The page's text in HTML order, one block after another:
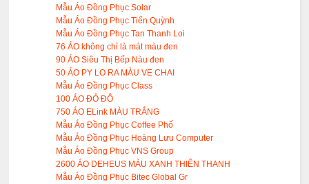
Mẫu Áo Đồng Phục Solar
Mẫu Áo Đồng Phục Tiến Quỳnh
Mẫu Áo Đồng Phục Tan Thanh Loi
76 ÁO không chỉ là mát màu đen
90 ÁO Siêu Thị Bếp Nàu đen
50 ÁO PY LO RA MÀU VE CHAI
Mẫu Áo Đồng Phục Class
100 ÁO ĐỎ ĐÔ
750 ÁO ELink MÀU TRẮNG
Mẫu Áo Đồng Phục Coffee Phố
Mẫu Áo Đồng Phục Hoàng Lưu Computer
Mẫu Áo Đồng Phục VNS Group
2600 ÁO DEHEUS MÀU XANH THIÊN THANH
Mẫu Áo Đồng Phục Bitec Global Gr